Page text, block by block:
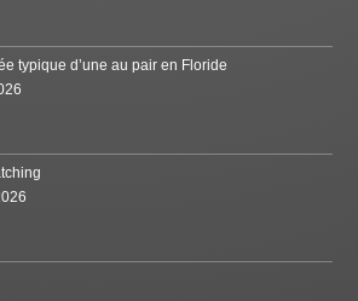
typique d’une au pair en Floride